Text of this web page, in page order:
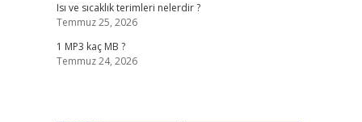
Isı ve sıcaklık terimleri nelerdir ?
Temmuz 25, 2026
1 MP3 kaç MB ?
Temmuz 24, 2026